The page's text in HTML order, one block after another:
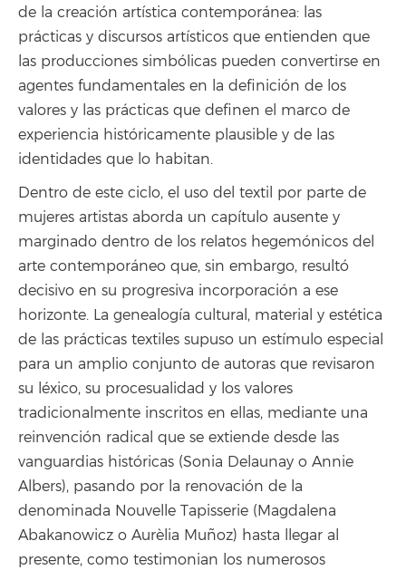
de la creación artística contemporánea: las
prácticas y discursos artísticos que entienden que
las producciones simbólicas pueden convertirse en
agentes fundamentales en la definición de los
valores y las prácticas que definen el marco de
experiencia históricamente plausible y de las
identidades que lo habitan.
Dentro de este ciclo, el uso del textil por parte de
mujeres artistas aborda un capítulo ausente y
marginado dentro de los relatos hegemónicos del
arte contemporáneo que, sin embargo, resultó
decisivo en su progresiva incorporación a ese
horizonte. La genealogía cultural, material y estética
de las prácticas textiles supuso un estímulo especial
para un amplio conjunto de autoras que revisaron
su léxico, su procesualidad y los valores
tradicionalmente inscritos en ellas, mediante una
reinvención radical que se extiende desde las
vanguardias históricas (Sonia Delaunay o Annie
Albers), pasando por la renovación de la
denominada Nouvelle Tapisserie (Magdalena
Abakanowicz o Aurèlia Muñoz) hasta llegar al
presente, como testimonian los numerosos